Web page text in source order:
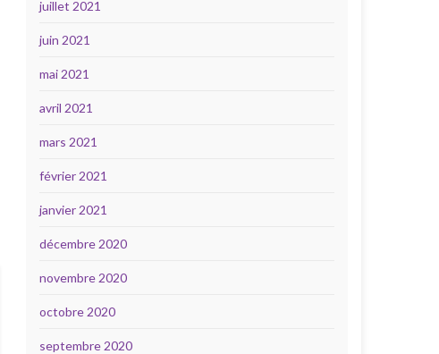
juillet 2021
juin 2021
mai 2021
avril 2021
mars 2021
février 2021
janvier 2021
décembre 2020
novembre 2020
octobre 2020
septembre 2020